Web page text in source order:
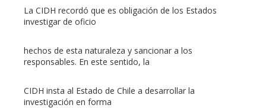
La CIDH recordó que es obligación de los Estados
investigar de oficio
hechos de esta naturaleza y sancionar a los
responsables. En este sentido, la
CIDH insta al Estado de Chile a desarrollar la
investigación en forma